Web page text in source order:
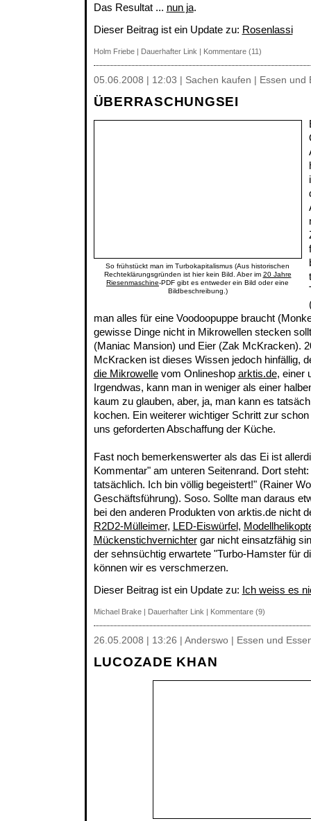
Das Resultat ... nun ja.
Dieser Beitrag ist ein Update zu: Rosenlassi
Holm Friebe| Dauerhafter Link | Kommentare (11)
05.06.2008 | 12:03 | Sachen kaufen | Essen und
ÜBERRASCHUNGSEI
So frühstückt man im Turbokapitalismus (Aus historischen
Rechteklärungsgründen ist hier kein Bild. Aber im 20 Jahre
Riesenmaschine-PDF gibt es entweder ein Bild oder eine
Bildbeschreibung.)
man alles für eine Voodoopuppe braucht
gewisse Dinge nicht in Mikrowellen stecken
(Maniac Mansion) und Eier (Zak McKracken).
McKracken ist dieses Wissen jedoch hinfällig,
die Mikrowellevom Onlineshop arktis.de, einer
Irgendwas, kann man in weniger als einer
kaum zu glauben, aber, ja, man kann es
kochen. Ein weiterer wichtiger Schritt zur schon
uns geforderten Abschaffung der Küche.
Fast noch bemerkenswerter als das Ei ist
Kommentar" am unteren Seitenrand. Dort
tatsächlich. Ich bin völlig begeistert!" (Rainer
Geschäftsführung). Soso. Sollte man daraus
bei den anderen Produkten von arktis.de nicht
R2D2-Mülleimer, LED-Eiswürfel,
Mückenstichvernichtergar nicht einsatzfähig
der sehnsüchtig erwartete "Turbo-Hamster für
können wir es verschmerzen.
Dieser Beitrag ist ein Update zu: Ich weiss es
Michael Brake| Dauerhafter Link | Kommentare (9)
26.05.2008 | 13:26 | Anderswo | Essen und
LUCOZADE KHAN